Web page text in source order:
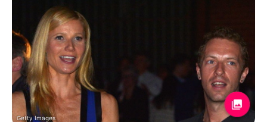
Getty Images